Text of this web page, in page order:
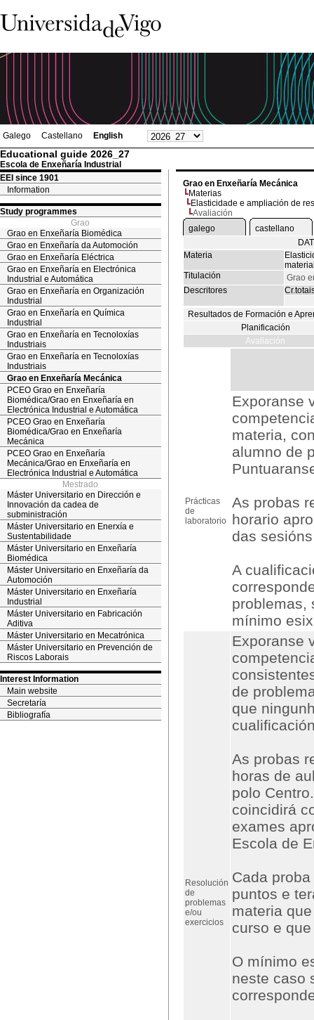
Galego Castellano English
Educational guide 2026_27
Escola de Enxeñaría Industrial
EEI since 1901
Information
Study programmes
Grao
Grao en Enxeñaría Biomédica
Grao en Enxeñaría da Automoción
Grao en Enxeñaría Eléctrica
Grao en Enxeñaría en Electrónica
Industrial e Automática
Grao en Enxeñaría en Organización
Industrial
Grao en Enxeñaría en Química
Industrial
Grao en Enxeñaría en Tecnoloxías
Industriais
Grao en Enxeñaría en Tecnoloxías
Industriais
Grao en Enxeñaría Mecánica
PCEO Grao en Enxeñaría
Biomédica/Grao en Enxeñaría en
Electrónica Industrial e Automática
PCEO Grao en Enxeñaría
Biomédica/Grao en Enxeñaría
Mecánica
PCEO Grao en Enxeñaría
Mecánica/Grao en Enxeñaría en
Electrónica Industrial e Automática
Mestrado
Máster Universitario en Dirección e
Innovación da cadea de
subministración
Máster Universitario en Enerxía e
Sustentabilidade
Máster Universitario en Enxeñaría
Biomédica
Máster Universitario en Enxeñaría da
Automoción
Máster Universitario en Enxeñaría
Industrial
Máster Universitario en Fabricación
Aditiva
Máster Universitario en Mecatrónica
Máster Universitario en Prevención de
Riscos Laborais
Interest Information
Main website
Secretaría
Bibliografía
Grao en Enxeñaría Mecánica
Materias
Elasticidade e ampliación de
Avaliación
galego
castellano
Materia
Titulación
Grao
Descritores
Resultados de Formación e
Planificación
Avaliación
Prácticas
de
laboratorio
Exporanse
materia,
alumno de
As probas
horario
das
A
problemas,
mínimo
Resolución
de
problemas
e/ou
exercicios
Exporanse
de
que
As probas
horas de
polo
coincidirá
exames
Escola de
Cada
puntos e
materia
curso e
O mínimo
neste caso